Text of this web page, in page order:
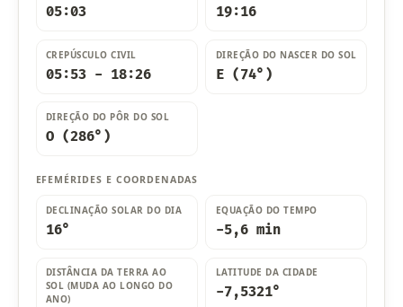
05:03 19:16
CREPÚSCULO CIVIL
05:53 - 18:26
DIREÇÃO DO NASCER DO SOL
E (74°)
DIREÇÃO DO PÔR DO SOL
O (286°)
EFEMÉRIDES E COORDENADAS
DECLINAÇÃO SOLAR DO DIA
16°
EQUAÇÃO DO TEMPO
-5,6 min
DISTÂNCIA DA TERRA AO
SOL (MUDA AO LONGO DO
ANO)
LATITUDE DA CIDADE
-7,5321°